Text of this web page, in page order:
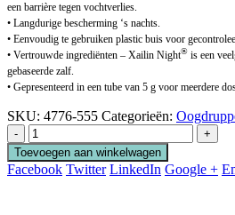
een barrière tegen vochtverlies.
• Langdurige bescherming ‘s nachts.
• Eenvoudig te gebruiken plastic buis voor
• Vertrouwde ingrediënten – Xailin Night® is een
gebaseerde zalf.
• Gepresenteerd in een tube van 5 g voor meerdere
SKU: 4776-555 Categorieën:
-
+
Toevoegen aan winkelwagen
Facebook Twitter LinkedIn Google +